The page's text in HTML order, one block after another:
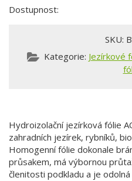
Dostupnost:
SKU:
Kategorie: Jezírkové
Hydroizolační jezírková fólie
zahradních jezírek, rybníků,
Homogenní fólie dokonale
průsakem, má výbornou
členitosti podkladu a je